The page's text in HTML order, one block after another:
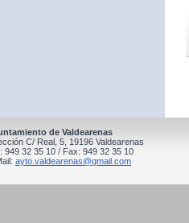
de Valdearenas
C/ Real, 5, 19196 Valdearenas
949 32 35 10 / Fax: 949 32 35 10
ayto.valdearenas@gmail.com